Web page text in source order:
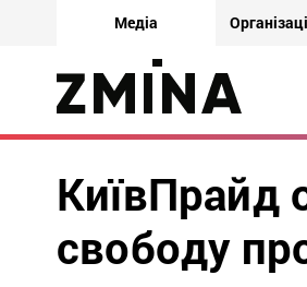
Медіа
КиївПрайд
свободу